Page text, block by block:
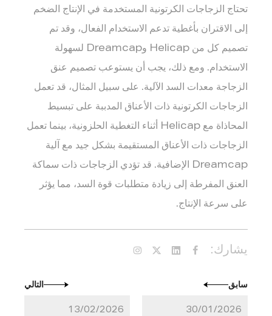
تحتاج الزجاجات الكرتونية المستخدمة في الإنتاج الضخم
إلى الاقتران بأغطية تدعم الاستخدام الفعال، وقد تم
تصميم كل من Helicap وDreamcap لسهولة
الاستخدام. ومع ذلك، يجب أن يستوعب تصميم عنق
الزجاجة معدات السد الآلية. على سبيل المثال، قد تعمل
الزجاجات الكرتونية ذات الأعناق المدببة على تبسيط
المحاذاة مع Helicap أثناء التغطية الحلزونية، بينما تعمل
الزجاجات ذات الأعناق المستقيمة بشكل جيد مع آلية
Dreamcap الإضافية. قد تؤدي الزجاجات ذات سماكة
العنق المفرطة إلى زيادة متطلبات قوة السد، مما يؤثر
على سرعة الإنتاج.
يشارك:
سابق
30/01/2026
التالي
13/02/2026